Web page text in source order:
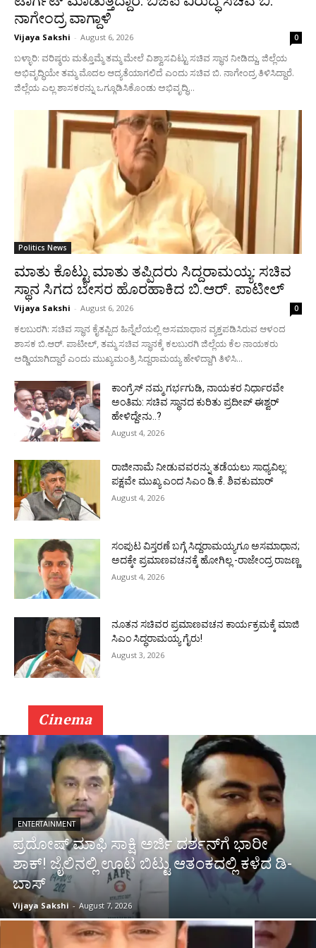
ನಾಗೇಂದ್ರ ವಾಗ್ದಾಳಿ
Vijaya Sakshi - August 6, 2026 0
ಬಳ್ಳಾರಿ: ವರಿಷ್ಠರು ಮತ್ತೊಮ್ಮೆ ತಮ್ಮ ಮೇಲೆ ವಿಶ್ವಾಸವಿಟ್ಟು ಸಚಿವ ಸ್ಥಾನ ನೀಡಿದ್ದು, ಜಿಲ್ಲೆಯ
ಅಭಿವೃದ್ಧಿಯೇ ತಮ್ಮ ಮೊದಲ ಆದ್ಯತೆಯಾಗಲಿದೆ ಎಂದು ಸಚಿವ ಬಿ. ನಾಗೇಂದ್ರ ತಿಳಿಸಿದ್ದಾರೆ.
ಜಿಲ್ಲೆಯ ಎಲ್ಲ ಶಾಸಕರನ್ನು ಒಗ್ಗೂಡಿಸಿಕೊಂಡು ಅಭಿವೃದ್ಧಿ...
Politics News
ಮಾತು ಕೊಟ್ಟು ಮಾತು ತಪ್ಪಿದರು ಸಿದ್ದರಾಮಯ್ಯ: ಸಚಿವ
ಸ್ಥಾನ ಸಿಗದ ಬೇಸರ ಹೊರಹಾಕಿದ ಬಿ.ಆರ್. ಪಾಟೀಲ್
Vijaya Sakshi - August 6, 2026 0
ಕಲಬುರಗಿ: ಸಚಿವ ಸ್ಥಾನ ಕೈತಪ್ಪಿದ ಹಿನ್ನೆಲೆಯಲ್ಲಿ ಅಸಮಾಧಾನ ವ್ಯಕ್ತಪಡಿಸಿರುವ ಆಳಂದ
ಶಾಸಕ ಬಿ.ಆರ್. ಪಾಟೀಲ್, ತಮ್ಮ ಸಚಿವ ಸ್ಥಾನಕ್ಕೆ ಕಲಬುರಗಿ ಜಿಲ್ಲೆಯ ಕೆಲ ನಾಯಕರು
ಅಡ್ಡಿಯಾಗಿದ್ದಾರೆ ಎಂದು ಮುಖ್ಯಮಂತ್ರಿ ಸಿದ್ದರಾಮಯ್ಯ ಹೇಳಿದ್ದಾಗಿ ತಿಳಿಸಿ...
ಕಾಂಗ್ರೆಸ್ ನಮ್ಮ ಗರ್ಭಗುಡಿ, ನಾಯಕರ ನಿರ್ಧಾರವೇ
ಅಂತಿಮ: ಸಚಿವ ಸ್ಥಾನದ ಕುರಿತು ಪ್ರದೀಪ್ ಈಶ್ವರ್
ಹೇಳಿದ್ದೇನು..?
August 4, 2026
ರಾಜೀನಾಮೆ ನೀಡುವವರನ್ನು ತಡೆಯಲು ಸಾಧ್ಯವಿಲ್ಲ:
ಪಕ್ಷವೇ ಮುಖ್ಯ ಎಂದ ಸಿಎಂ ಡಿ.ಕೆ. ಶಿವಕುಮಾರ್
August 4, 2026
ಸಂಪುಟ ವಿಸ್ತರಣೆ ಬಗ್ಗೆ ಸಿದ್ದರಾಮಯ್ಯಗೂ ಅಸಮಾಧಾನ;
ಅದಕ್ಕೇ ಪ್ರಮಾಣವಚನಕ್ಕೆ ಹೋಗಿಲ್ಲ -ರಾಜೇಂದ್ರ ರಾಜಣ್ಣ
August 4, 2026
ನೂತನ ಸಚಿವರ ಪ್ರಮಾಣವಚನ ಕಾರ್ಯಕ್ರಮಕ್ಕೆ ಮಾಜಿ
ಸಿಎಂ ಸಿದ್ಧರಾಮಯ್ಯ ಗೈರು!
August 3, 2026
Cinema
ENTERTAINMENT
ಪ್ರದೋಷ್ ಮಾಫಿ ಸಾಕ್ಷಿ ಅರ್ಜಿ ದರ್ಶನ್‌ಗೆ ಭಾರೀ
ಶಾಕ್! ಜೈಲಿನಲ್ಲಿ ಊಟ ಬಿಟ್ಟು ಆತಂಕದಲ್ಲಿ ಕಳೆದ ಡಿ-
ಬಾಸ್
Vijaya Sakshi - August 7, 2026